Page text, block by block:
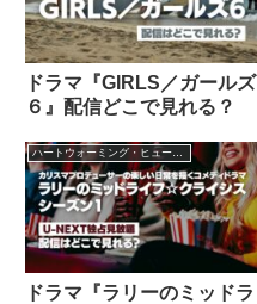
ドラマ『GIRLS／ガールズ
６』配信どこで見れる？
ハートウォーミング・ヒューマン作品
ドラマ『ラリーのミッドラ